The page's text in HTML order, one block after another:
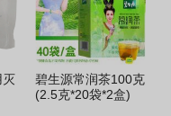
灭
碧生源常润茶100克
(2.5克*20袋*2盒)